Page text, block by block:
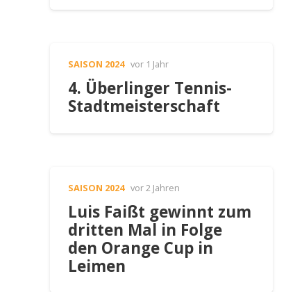
SAISON 2024 vor 1 Jahr
4. Überlinger Tennis-
Stadtmeisterschaft
SAISON 2024 vor 2 Jahren
Luis Faißt gewinnt zum
dritten Mal in Folge
den Orange Cup in
Leimen